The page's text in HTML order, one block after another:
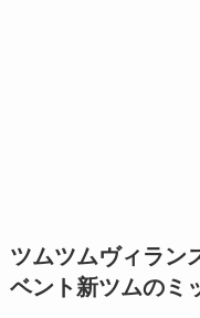
ツムツムヴィラン
ベント新ツムのミ